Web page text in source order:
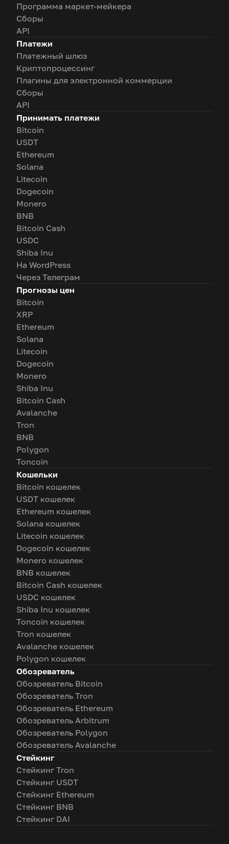
Программа маркет-мейкера
Сборы
API
Платежи
Платежный шлюз
Криптопроцессинг
Плагины для электронной коммерции
Сборы
API
Принимать платежи
Bitcoin
USDT
Ethereum
Solana
Litecoin
Dogecoin
Monero
BNB
Bitcoin Cash
USDC
Shiba Inu
На WordPress
Через Телеграм
Прогнозы цен
Bitcoin
XRP
Ethereum
Solana
Litecoin
Dogecoin
Monero
Shiba Inu
Bitcoin Cash
Avalanche
Tron
BNB
Polygon
Toncoin
Кошельки
Bitcoin кошелек
USDT кошелек
Ethereum кошелек
Solana кошелек
Litecoin кошелек
Dogecoin кошелек
Monero кошелек
BNB кошелек
Bitcoin Cash кошелек
USDC кошелек
Shiba Inu кошелек
Toncoin кошелек
Tron кошелек
Avalanche кошелек
Polygon кошелек
Обозреватель
Обозреватель Bitcoin
Обозреватель Tron
Обозреватель Ethereum
Обозреватель Arbitrum
Обозреватель Polygon
Обозреватель Avalanche
Стейкинг
Стейкинг Tron
Стейкинг USDT
Стейкинг Ethereum
Стейкинг BNB
Стейкинг DAI